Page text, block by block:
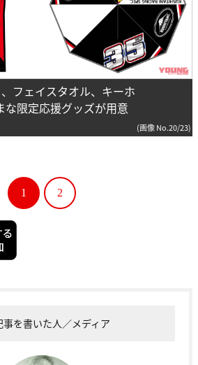
フェイスタオル、キーホ
な限定応援グッズが用意
(画像 No.20/23)
1 2
事を書いた人／メディア